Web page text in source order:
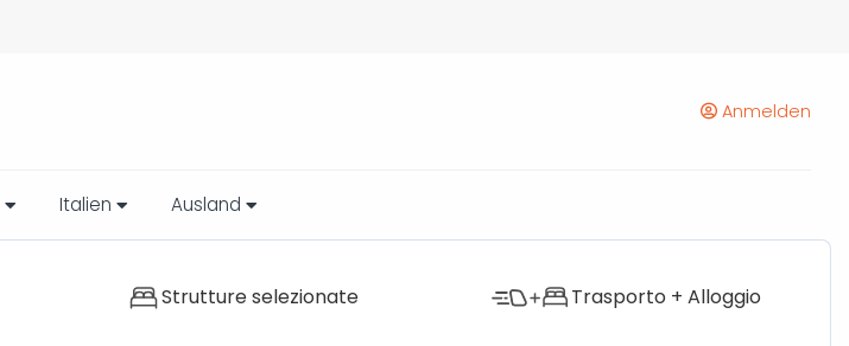
Anmelden
Italien Ausland
Strutture selezionate Trasporto + Alloggio